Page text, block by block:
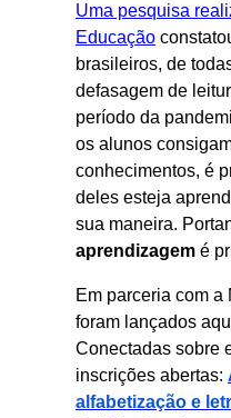
Uma pesquisa
Educação
brasileiros, de
defasagem de
período da
os alunos
conhecimentos, é
deles esteja
sua maneira.
aprendizagem é
Em parceria com
foram lançados
Conectadas sobre
inscrições abertas:
alfabetização e